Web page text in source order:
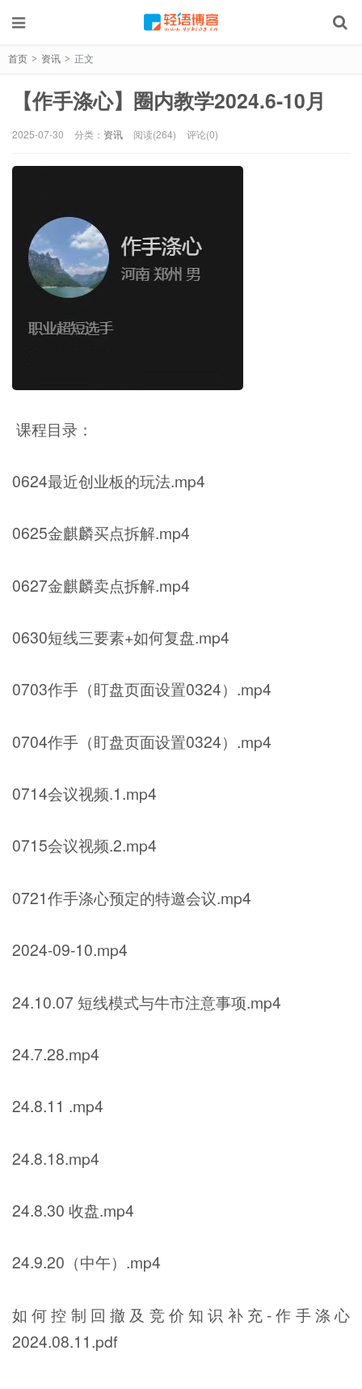
首页 > 资讯 > 正文
【作手涤心】圈内教学2024.6-10月
2025-07-30 分类： 资讯 阅读(264) 评论(0)
课程目录：
0624最近创业板的玩法.mp4
0625金麒麟买点拆解.mp4
0627金麒麟卖点拆解.mp4
0630短线三要素+如何复盘.mp4
0703作手（盯盘页面设置0324）.mp4
0704作手（盯盘页面设置0324）.mp4
0714会议视频.1.mp4
0715会议视频.2.mp4
0721作手涤心预定的特邀会议.mp4
2024-09-10.mp4
24.10.07 短线模式与牛市注意事项.mp4
24.7.28.mp4
24.8.11 .mp4
24.8.18.mp4
24.8.30 收盘.mp4
24.9.20（中午）.mp4
如何控制回撤及竞价知识补充-作手涤心
2024.08.11.pdf